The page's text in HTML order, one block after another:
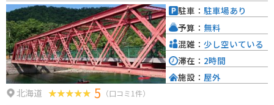
北海道 5 （口コミ1件）
駐車： 駐車場あり
予算： 無料
混雑： 少し空いている
滞在： 2時間
施設： 屋外